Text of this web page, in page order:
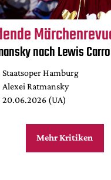
nach Lewis
Staatsoper Hamburg
Alexei Ratmansky
20.06.2026 (UA)
Mehr Kritiken